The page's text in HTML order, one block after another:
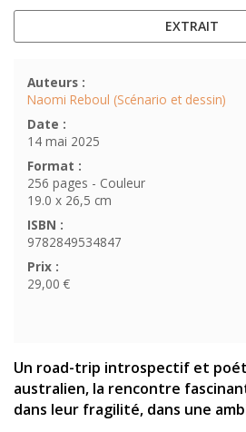
EXTRAIT
Auteurs :
Naomi Reboul (Scénario et dessin)
Date :
14 mai 2025
Format :
256 pages - Couleur
19.0 x 26,5 cm
ISBN :
9782849534847
Prix :
29,00 €
Un road-trip introspectif et
australien, la rencontre
dans leur fragilité, dans une